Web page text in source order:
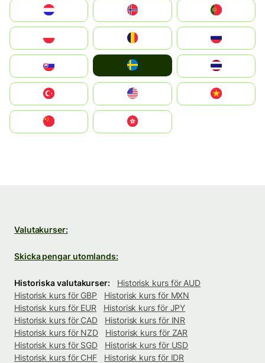
United States
中國香港特別行政區
Valutakurser:
Skicka pengar utomlands:
Historiska valutakurser:
Historisk kurs för AUD
Historisk kurs för GBP
Historisk kurs för MXN
Historisk kurs för EUR
Historisk kurs för JPY
Historisk kurs för CAD
Historisk kurs för INR
Historisk kurs för NZD
Historisk kurs för ZAR
Historisk kurs för SGD
Historisk kurs för USD
Historisk kurs för CHF
Historisk kurs för IDR